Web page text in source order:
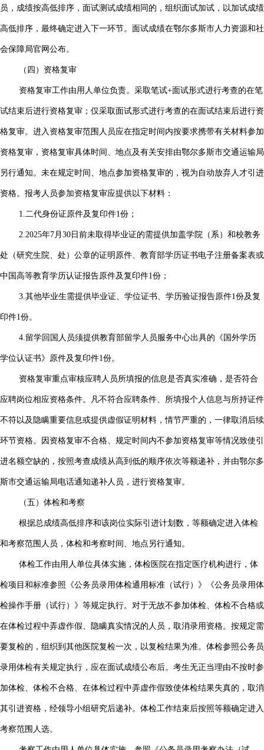
员，成绩按高低排序，面试测试成绩相同的，组织面试加试，以加试成绩
高低排序，最终确定进入下一环节。面试成绩在鄂尔多斯市人力资源和社
会保障局官网公布。
（四）资格复审
资格复审工作由用人单位负责。采取笔试+面试形式进行考查的在笔
试结束后进行资格复审；仅采取面试形式进行考查的在面试结束后进行资
格复审。进入资格复审范围人员应在指定时间内按要求携带有关材料参加
资格复审，资格复审具体时间、地点及有关安排由鄂尔多斯市交通运输局
另行通知。未在规定时间、地点参加资格复审的，视为自动放弃人才引进
资格。报考人员参加资格复审应提供以下材料：
1.二代身份证原件及复印件1份；
2.2025年7月30日前未取得毕业证的需提供加盖学院（系）和校教务
处（研究生院、处）公章的证明原件、教育部学历证书电子注册备案表或
中国高等教育学历认证报告原件及复印件1份；
3.其他毕业生需提供毕业证、学位证书、学历验证报告原件1份及复
印件1份。
4.留学回国人员须提供教育部留学人员服务中心出具的《国外学历
学位认证书》原件及复印件1份。
资格复审重点审核应聘人员所填报的信息是否真实准确，是否符合
应聘岗位相应资格条件。凡不符合应聘条件、所填报个人信息与所持证件
不符以及隐瞒重要信息或提供虚假证明材料，情节严重的，一律取消后续
环节资格。因资格复审不合格、规定时间内不参加资格复审等情况致使引
进名额空缺的，按照考查成绩从高到低的顺序依次等额递补，并由鄂尔多
斯市交通运输局电话通知递补人员，进行资格复审。
（五）体检和考察
根据总成绩高低排序和该岗位实际引进计划数，等额确定进入体检
和考察范围人员，体检和考察时间、地点另行通知。
体检工作由用人单位具体实施，体检医院在指定医疗机构进行，体
检项目和标准参照《公务员录用体检通用标准（试行）》《公务员录用体
检操作手册（试行）》等规定执行。对于无故不参加体检、体检不合格或
在体检过程中弄虚作假、隐瞒真实情况的人员，取消录用资格。按规定需
要复检的，组织到其他医院复检一次，以复检结果为准。体检参照公务员
录用体检有关规定执行，应在面试成绩公布后。考生无正当理由不按时参
加体检、体检不合格、在体检过程中弄虚作假致使体检结果失真的，取消
其引进资格，经领导小组研究后递补。体检工作结束后按照等额确定进入
考察范围人选。